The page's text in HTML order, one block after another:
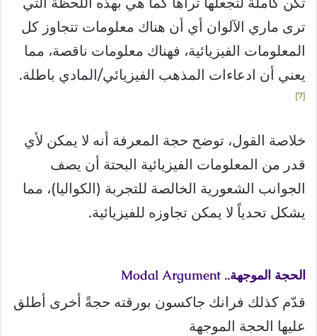
ترى ماري الآلوان أي أن هناك معلومات تتجاوز كل
المعلومات الفيزيائية، فهناك معلومات ناقصة، مما
يعني أن ادعاءات المذهب الفيزيائي/المادي باطلة.
7
خلاصة القول، توضح حجة المعرفة أنه لا يمكن لأي
قدر من المعلومات الفيزيائية البحتة أن يصف
الجوانب الشعورية الخالصة للتجربة (الكواليا)، مما
يشكل تحدياً لا يمكن تجاوزه للفيزيائية.
الحجة الموجهة.. Modal Argument
قدّم كذلك فرانك جاكسون بورقته حجةً أخرى أطلق
عليها الحجة الموجهة